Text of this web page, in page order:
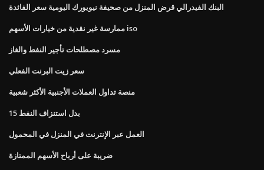
البنك الفيدرالي قرض المنزل من صحيفة نيويورك اليومية سعر الفائدة
ممارسة غير نقدية من خيارات الأسهم iso
مسرد مصطلحات تأجير النفط والغاز
سعر زيت البرنت الفعلي
منصة تداول العملات الأجنبية الأكثر شعبية
15 بدل استنزاف النفط
العمل عبر الإنترنت في المنزل في المحمول
ضريبة على أرباح الأسهم الممتازة